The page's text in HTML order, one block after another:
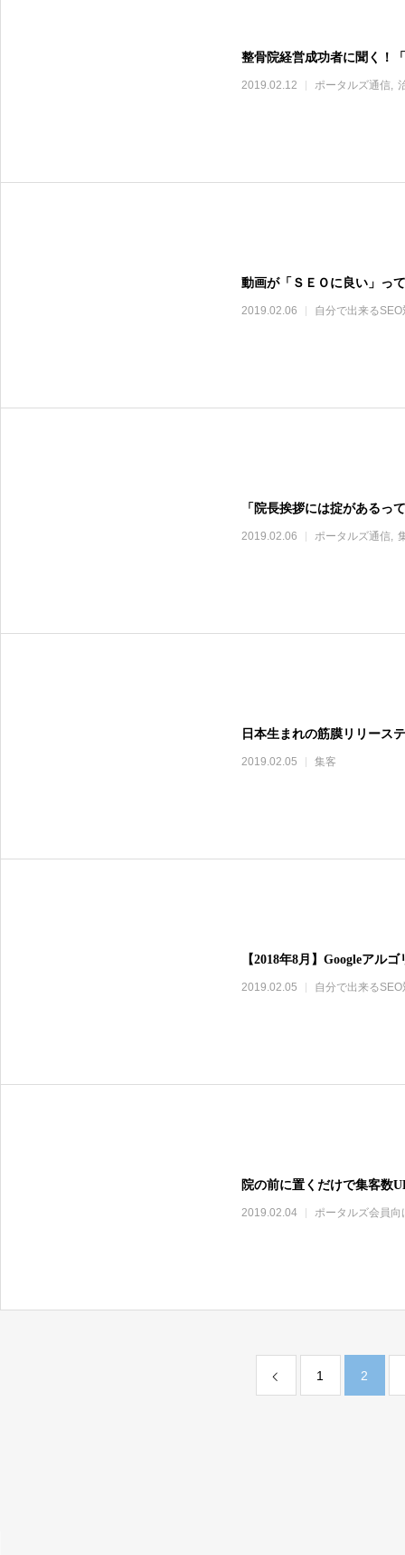
整骨院経営成功者に聞く！
2019.02.12 ポータルズ通信
動画が「ＳＥＯに良い」っ
2019.02.06 自分で出来るSEO
「院長挨拶には掟があるっ
2019.02.06 ポータルズ通信
日本生まれの筋膜リリース
2019.02.05 集客
【2018年8月】Googleアル
2019.02.05 自分で出来るSEO
院の前に置くだけで集客数
2019.02.04 ポータルズ会員向
1 2